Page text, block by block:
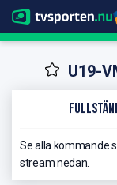
U19-
Se alla kommande
stream nedan.